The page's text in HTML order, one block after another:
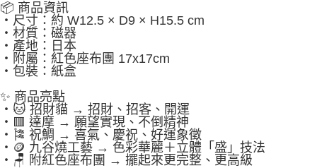
📦 商品資訊
・尺寸：約 W12.5 × D9 × H15.5 cm
・材質：磁器
・產地：日本
・附屬：紅色座布團 17x17cm
・包裝：紙盒
✨ 商品亮點
・🐱 招財貓 → 招財、招客、開運
・🟥 達摩 → 願望實現、不倒精神
・🎏 祝鯛 → 喜氣、慶祝、好運象徵
・🪙 九谷燒工藝 → 色彩華麗＋立體「盛」技法
・🪑 附紅色座布團 → 擺起來更完整、更高級